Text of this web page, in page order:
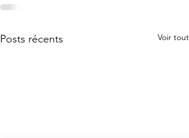
Posts récents Voir tout